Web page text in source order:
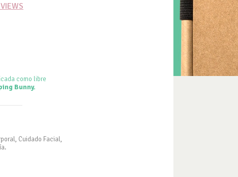
como libre
Bunny.
Cuidado Facial,